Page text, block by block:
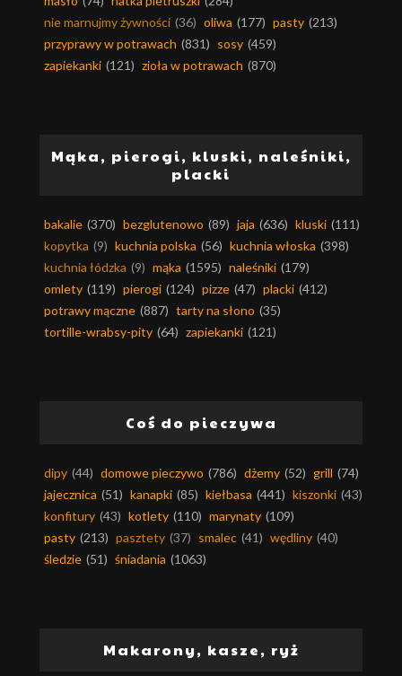
nie marnujmy żywności (36) oliwa (177) pasty (213)
przyprawy w potrawach (831) sosy (459)
zapiekanki (121) zioła w potrawach (870)
Mąka, pierogi, kluski, naleśniki,
placki
bakalie (370) bezglutenowo (89) jaja (636) kluski (111)
kopytka (9) kuchnia polska (56) kuchnia włoska (398)
kuchnia łódzka (9) mąka (1595) naleśniki (179)
omlety (119) pierogi (124) pizze (47) placki (412)
potrawy mączne (887) tarty na słono (35)
tortille-wrabsy-pity (64) zapiekanki (121)
Coś do pieczywa
dipy (44) domowe pieczywo (786) dżemy (52) grill (74)
jajecznica (51) kanapki (85) kiełbasa (441) kiszonki (43)
konfitury (43) kotlety (110) marynaty (109)
pasty (213) pasztety (37) smalec (41) wędliny (40)
śledzie (51) śniadania (1063)
Makarony, kasze, ryż